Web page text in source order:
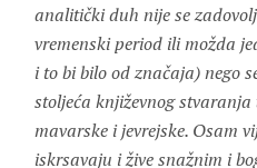
analitički duh nije se
vremenski period ili možda
i to bi bilo od značaja) nego
stoljeća književnog stvaranja
mavarske i jevrejske. Osam
iskrsavaju i žive snažnim i